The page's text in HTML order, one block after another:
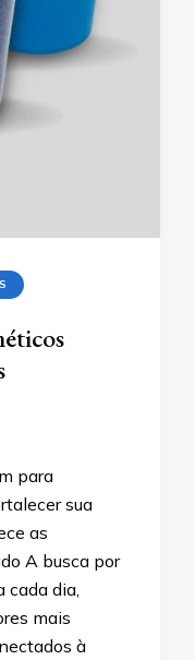
para
sua
as
A busca por
cada dia,
mais
à